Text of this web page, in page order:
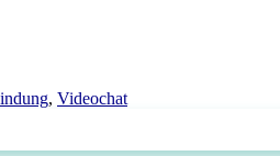
, Videochat